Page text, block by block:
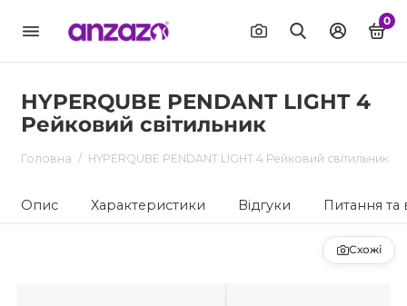
0
HYPERQUBE PENDANT LIGHT 4
Рейковий світильник
Головна HYPERQUBE PENDANT LIGHT 4 Рейковий світильник
Опис Характеристики Відгуки Питання та
Схожі